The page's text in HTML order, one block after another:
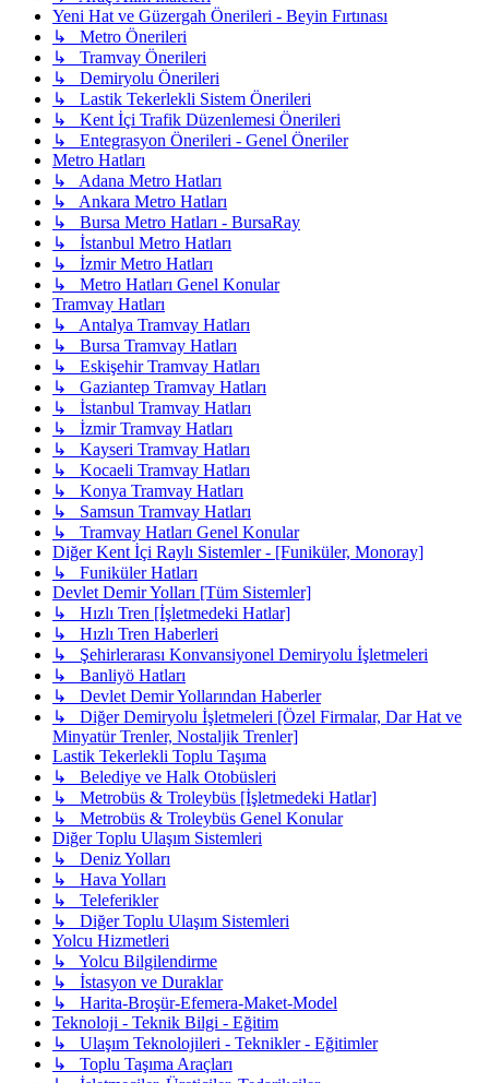
Yeni Hat ve Güzergah Önerileri - Beyin Fırtınası
↳ Metro Önerileri
↳ Tramvay Önerileri
↳ Demiryolu Önerileri
↳ Lastik Tekerlekli Sistem Önerileri
↳ Kent İçi Trafik Düzenlemesi Önerileri
↳ Entegrasyon Önerileri - Genel Öneriler
Metro Hatları
↳ Adana Metro Hatları
↳ Ankara Metro Hatları
↳ Bursa Metro Hatları - BursaRay
↳ İstanbul Metro Hatları
↳ İzmir Metro Hatları
↳ Metro Hatları Genel Konular
Tramvay Hatları
↳ Antalya Tramvay Hatları
↳ Bursa Tramvay Hatları
↳ Eskişehir Tramvay Hatları
↳ Gaziantep Tramvay Hatları
↳ İstanbul Tramvay Hatları
↳ İzmir Tramvay Hatları
↳ Kayseri Tramvay Hatları
↳ Kocaeli Tramvay Hatları
↳ Konya Tramvay Hatları
↳ Samsun Tramvay Hatları
↳ Tramvay Hatları Genel Konular
Diğer Kent İçi Raylı Sistemler - [Funiküler, Monoray]
↳ Funiküler Hatları
Devlet Demir Yolları [Tüm Sistemler]
↳ Hızlı Tren [İşletmedeki Hatlar]
↳ Hızlı Tren Haberleri
↳ Şehirlerarası Konvansiyonel Demiryolu İşletmeleri
↳ Banliyö Hatları
↳ Devlet Demir Yollarından Haberler
↳ Diğer Demiryolu İşletmeleri [Özel Firmalar, Dar Hat ve
Minyatür Trenler, Nostaljik Trenler]
Lastik Tekerlekli Toplu Taşıma
↳ Belediye ve Halk Otobüsleri
↳ Metrobüs & Troleybüs [İşletmedeki Hatlar]
↳ Metrobüs & Troleybüs Genel Konular
Diğer Toplu Ulaşım Sistemleri
↳ Deniz Yolları
↳ Hava Yolları
↳ Teleferikler
↳ Diğer Toplu Ulaşım Sistemleri
Yolcu Hizmetleri
↳ Yolcu Bilgilendirme
↳ İstasyon ve Duraklar
↳ Harita-Broşür-Efemera-Maket-Model
Teknoloji - Teknik Bilgi - Eğitim
↳ Ulaşım Teknolojileri - Teknikler - Eğitimler
↳ Toplu Taşıma Araçları